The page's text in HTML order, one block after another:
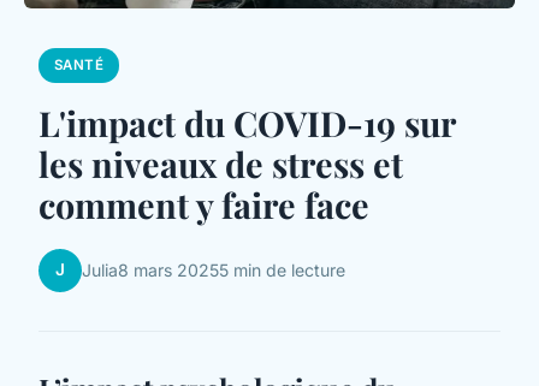
SANTÉ
L'impact du COVID-19 sur
les niveaux de stress et
comment y faire face
J Julia8 mars 20255 min de lecture